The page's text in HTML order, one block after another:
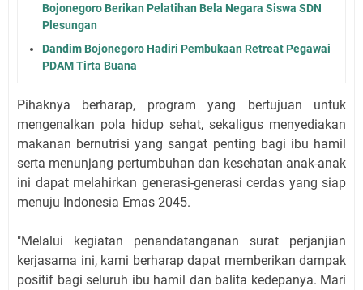
Bojonegoro Berikan Pelatihan Bela Negara Siswa SDN
Plesungan
Dandim Bojonegoro Hadiri Pembukaan Retreat Pegawai
PDAM Tirta Buana
Pihaknya berharap, program yang bertujuan untuk
mengenalkan pola hidup sehat, sekaligus menyediakan
makanan bernutrisi yang sangat penting bagi ibu hamil
serta menunjang pertumbuhan dan kesehatan anak-anak
ini dapat melahirkan generasi-generasi cerdas yang siap
menuju Indonesia Emas 2045.
"Melalui kegiatan penandatanganan surat perjanjian
kerjasama ini, kami berharap dapat memberikan dampak
positif bagi seluruh ibu hamil dan balita kedepanya. Mari